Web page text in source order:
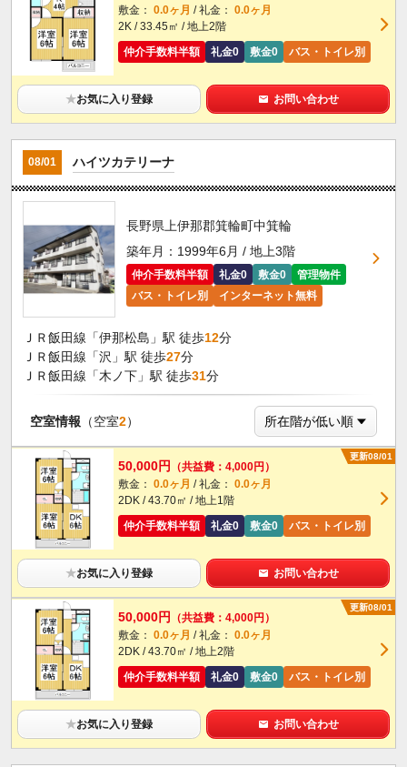
敷金： 0.0ヶ月 / 礼金： 0.0ヶ月
2K / 33.45㎡ / 地上2階
仲介手数料半額
礼金0 敷金0 バス・トイレ別
★お気に入り登録 お問い合わせ
08/01 ハイツカテリーナ
長野県上伊那郡箕輪町中箕輪
築年月：1999年6月 / 地上3階
仲介手数料半額 礼金0 敷金0
管理物件
バス・トイレ別
インターネット無料
ＪＲ飯田線「伊那松島」駅 徒歩12分
ＪＲ飯田線「沢」駅 徒歩27分
ＪＲ飯田線「木ノ下」駅 徒歩31分
空室情報 （空室2）
更新08/01
50,000円
（共益費：4,000円）
敷金： 0.0ヶ月 / 礼金： 0.0ヶ月
2DK / 43.70㎡ / 地上1階
仲介手数料半額
礼金0 敷金0 バス・トイレ別
★お気に入り登録 お問い合わせ
更新08/01
50,000円
（共益費：4,000円）
敷金： 0.0ヶ月 / 礼金： 0.0ヶ月
2DK / 43.70㎡ / 地上2階
仲介手数料半額
礼金0 敷金0 バス・トイレ別
★お気に入り登録 お問い合わせ